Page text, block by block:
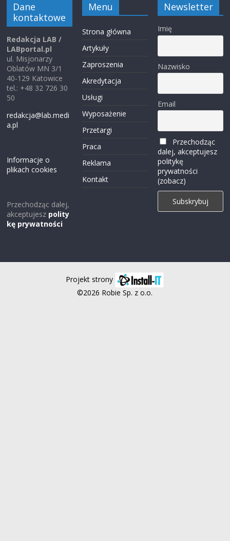
Dane
kontaktowe
Redakcja LAB /
LABportal.pl
ul. Misjonarzy
Oblatów MN 3/1
40-129 Katowice
tel.: +48 32 726 30
50
redakcja@lab.medi
a.pl
Informacje o
plikach cookies
Przechodząc dalej,
akceptujesz polity
kę prywatności
Menu
Strona główna
Artykuły
Zaproszenia
Akredytacja
Usługi
Wyposażenie
Przetargi
Praca
Reklama
Kontakt
Newsletter
Imię
Nazwisko
Email
Przechodząc
dalej, akceptujesz
politykę
prywatności
(zobacz)
Projekt strony
©2026 Robie Sp. z o.o.